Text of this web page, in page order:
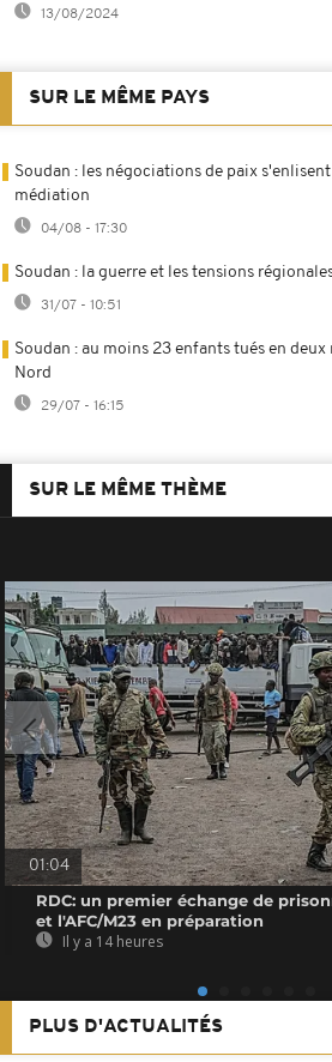
13/08/2024
SUR LE MÊME PAYS
Soudan : les négociations de paix
médiation
04/08 - 17:30
Soudan : la guerre et les tensions
31/07 - 10:51
Soudan : au moins 23 enfants tués en
Nord
29/07 - 16:15
SUR LE MÊME THÈME
01:04
RDC: un premier échange de
et l'AFC/M23 en préparation
Il y a 14 heures
PLUS D'ACTUALITÉS